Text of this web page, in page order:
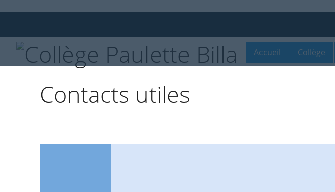
Accueil Collège
Contacts utiles